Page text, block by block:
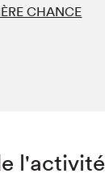
CHANCE
l'activité